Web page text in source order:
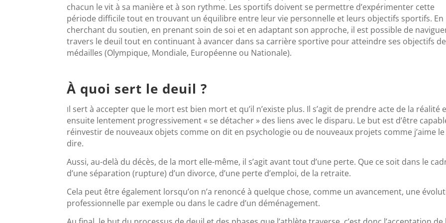
chacun le vit à sa manière et à son rythme. Les sportifs doivent se permettre d’expérimenter cette
période difficile tout en trouvant un équilibre entre leur vie personnelle et leurs objectifs sportifs. En
cherchant du soutien, en prenant soin de soi et en adaptant son approche, il est possible de
travers le deuil tout en continuant à avancer dans sa carrière sportive pour atteindre ses objectifs de
médailles (Olympique, Mondiale, Européenne ou Nationale).
À quoi sert le deuil ?
Il sert à accepter que le mort est bien mort et qu’il n’existe plus. Il s’agit de prendre acte de la réalité
ensuite lentement progressivement « se détacher » des liens avec le disparu. Le but est d’être
réinvestir de nouveaux objets comme on dit en psychologie ou de nouveaux projets comme j’aime le
dire.
Aussi, au-delà du décès, de la mort elle-même, il s’agit avant tout d’une perte. Que ce soit dans le
d’une séparation (rupture) d’un divorce, d’une perte d’emploi, de la retraite.
Cela peut être également lorsqu’on n’a renoncé à quelque chose, comme un avancement, une
professionnelle par exemple ou dans le cadre d’un déménagement.